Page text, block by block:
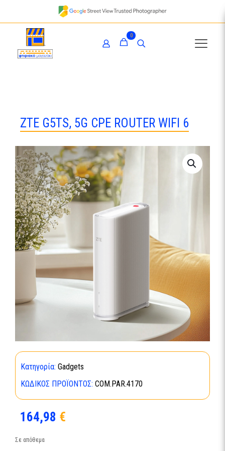
0
ZTE G5TS, 5G CPE ROUTER WIFI 6
Κατηγορία: Gadgets
ΚΩΔΙΚΌΣ ΠΡΟΪΌΝΤΟΣ: COM.PAR.4170
164,98 €
Σε απόθεμα